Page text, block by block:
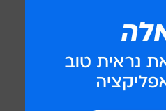
בפריסת אמצעי תקשורת
של ביטחון אישי וכן
ברחבי היבשת.
לוויין כפתרון